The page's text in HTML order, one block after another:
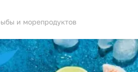
и морепродуктов